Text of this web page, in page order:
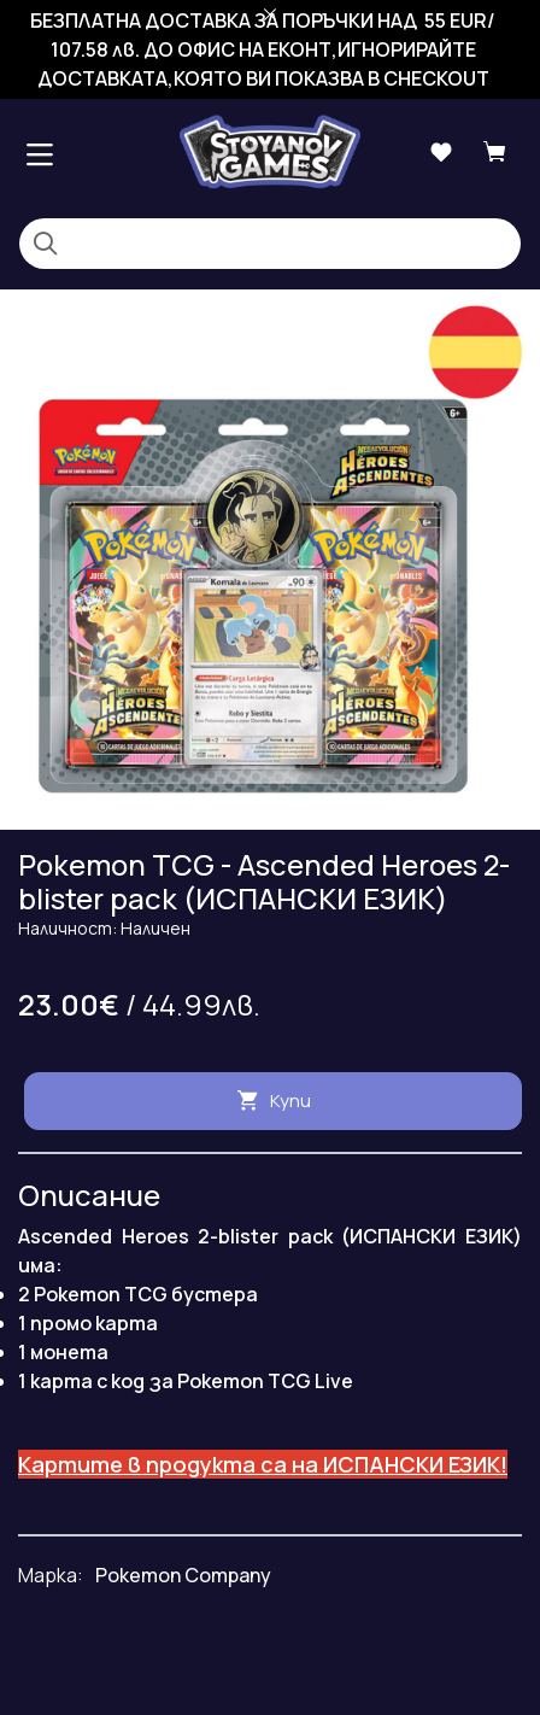
БЕЗПЛАТНА ДОСТАВКА ЗА ПОРЪЧКИ НАД 55 EUR/
107.58 лв. ДО ОФИС НА ЕКОНТ,ИГНОРИРАЙТЕ
ДОСТАВКАТА,КОЯТО ВИ ПОКАЗВА В CHECKOUT
Pokemon TCG - Ascended Heroes 2-
blister pack (ИСПАНСКИ ЕЗИК)
Наличност: Наличен
23.00€ / 44.99лв.
Купи
Описание
Ascended Heroes 2-blister pack (ИСПАНСКИ ЕЗИК)
има:
2 Pokemon TCG бустера
1 промо карта
1 монета
1 карта с код за Pokemon TCG Live
Картите в продукта са на ИСПАНСКИ ЕЗИК!
Марка: Pokemon Company